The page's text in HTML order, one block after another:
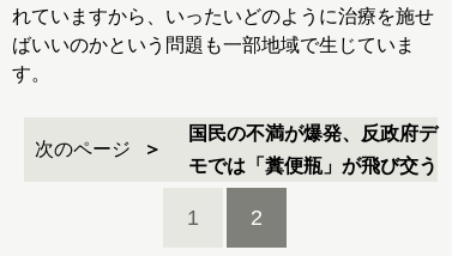
れていますから、いったいどのように治療を施せ
ばいいのかという問題も一部地域で生じていま
す。
次のページ
国民の不満が爆発、反政府デ
モでは「糞便瓶」が飛び交う
1 2